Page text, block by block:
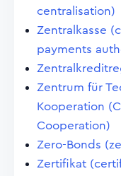
centralisation)
Zentralkasse
payments
Zentrum für
Kooperation
Cooperation)
Zero-Bonds
Zertifikat